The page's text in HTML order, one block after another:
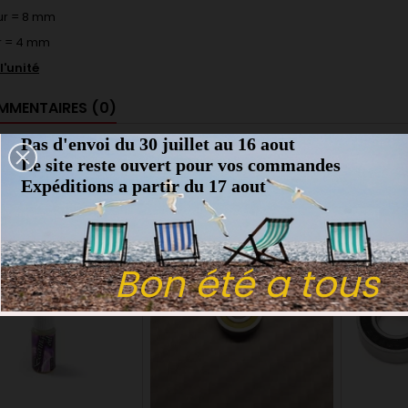
= 8 mm
= 4 mm
(0)
Aucun avis n'a été publié pour
PRODUITS DANS LA MÊME CATÉGORIE :
favorite_border favorite_border
Bon été a tous
Pas d'envoi du 30 juillet au 16 aout
Le site reste ouvert pour vos commandes
Expéditions a partir du 17 aout